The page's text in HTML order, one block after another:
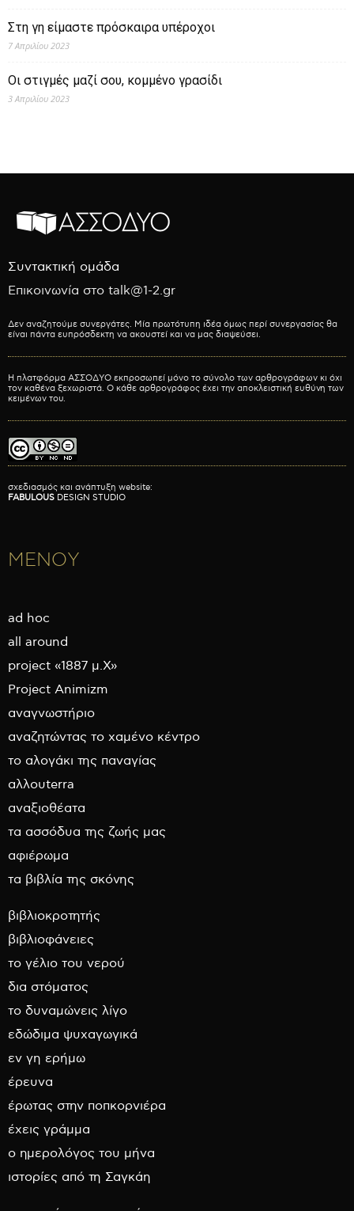
Στη γη είμαστε πρόσκαιρα υπέροχοι
7 Απριλίου 2023
Οι στιγμές μαζί σου, κομμένο γρασίδι
3 Απριλίου 2023
Συντακτική ομάδα
Επικοινωνία στο talk@1-2.gr
Δεν αναζητούμε συνεργάτες. Μία πρωτότυπη ιδέα όμως περί συνεργασίας θα
είναι πάντα ευπρόσδεκτη να ακουστεί και να μας διαψεύσει.
Η πλατφόρμα ΑΣΣΟΔΥΟ εκπροσωπεί μόνο το σύνολο των αρθρογράφων κι όχι
τον καθένα ξεχωριστά. Ο κάθε αρθρογράφος έχει την αποκλειστική ευθύνη των
κειμένων του.
σχεδιασμός και ανάπτυξη website:
FABULOUS DESIGN STUDIO
ΜΕΝΟΥ
ad hoc
all around
project «1887 μ.Χ»
Project Animizm
αναγνωστήριο
αναζητώντας το χαμένο κέντρο
το αλογάκι της παναγίας
αλλουterra
αναξιοθέατα
τα ασσόδυα της ζωής μας
αφιέρωμα
τα βιβλία της σκόνης
βιβλιοκροτητής
βιβλιοφάνειες
το γέλιο του νερού
δια στόματος
το δυναμώνεις λίγο
εδώδιμα ψυχαγωγικά
εν γη ερήμω
έρευνα
έρωτας στην ποπκορνιέρα
έχεις γράμμα
ο ημερολόγος του μήνα
ιστορίες από τη Σαγκάη